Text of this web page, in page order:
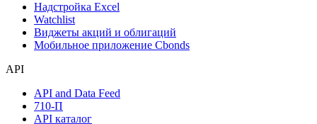
Надстройка Excel
Watchlist
Виджеты акций и облигаций
Мобильное приложение Cbonds
API
API and Data Feed
710-П
API каталог